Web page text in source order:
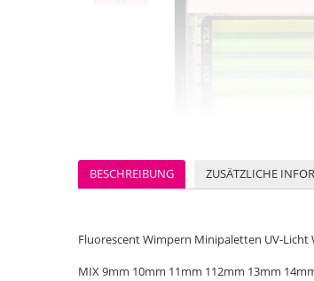
BESCHREIBUNG ZUSÄTZLICHE
Fluorescent Wimpern Minipaletten UV-Licht
MIX 9mm 10mm 11mm 112mm 13mm